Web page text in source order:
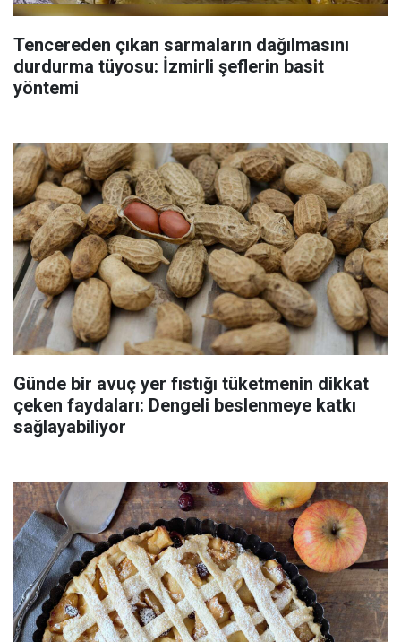
Tencereden çıkan sarmaların dağılmasını
durdurma tüyosu: İzmirli şeflerin basit
yöntemi
Günde bir avuç yer fıstığı tüketmenin dikkat
çeken faydaları: Dengeli beslenmeye katkı
sağlayabiliyor